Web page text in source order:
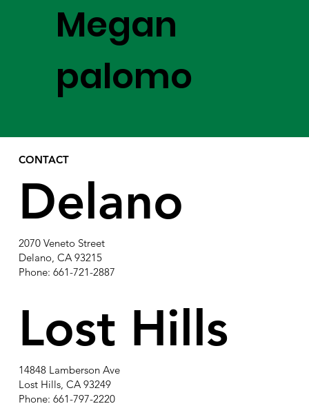
Megan
palomo
CONTACT
Delano
2070 Veneto Street
Delano, CA 93215
Phone: 661-721-2887
Lost Hills
14848 Lamberson Ave
Lost Hills, CA 93249
Phone: 661-797-2220